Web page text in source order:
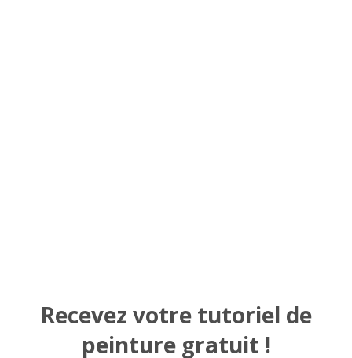
Recevez votre tutoriel de
peinture gratuit !